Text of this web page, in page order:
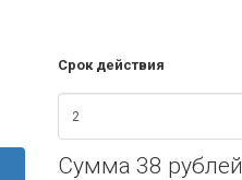
Срок действия
Сумма 38 рублей